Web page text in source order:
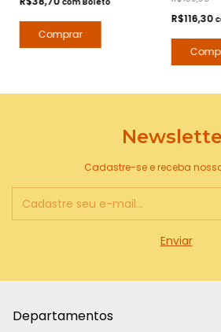
Perfumes
R$116,30
Cadastre-se e receba
Departamentos